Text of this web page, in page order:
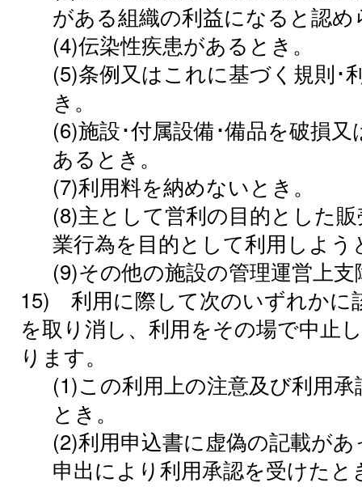
がある組織の利益になると認
(4)伝染性疾患があるとき。
(5)条例又はこれに基づく規則･
き。
(6)施設･付属設備･備品を破損
あるとき。
(7)利用料を納めないとき。
(8)主として営利の目的とした
業行為を目的として利用しよう
(9)その他の施設の管理運営上
15) 利用に際して次のいずれかに
を取り消し、利用をその場で中止
ります。
(1)この利用上の注意及び利用
とき。
(2)利用申込書に虚偽の記載が
申出により利用承認を受けたと